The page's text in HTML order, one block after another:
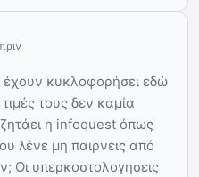
κυκλοφορήσει εδώ
τιμές τους δεν καμία
η infoquest όπως
λένε μη παιρνεις από
Οι υπερκοστολογησεις